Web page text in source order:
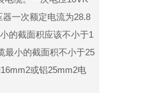
器一次额定电流为28.8
的截面积应该不小于1
最小的截面积不小于25
或铝25mm2电